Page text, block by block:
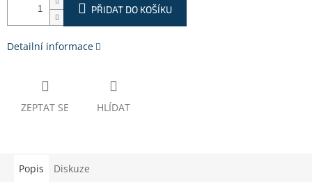
PŘIDAT DO KOŠÍKU
Detailní informace
ZEPTAT SE HLÍDAT
Popis Diskuze